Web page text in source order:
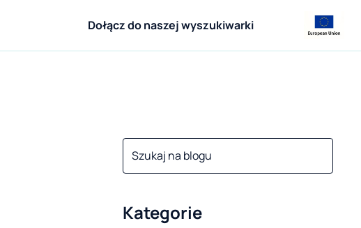
Dołącz do naszej wyszukiwarki
Kategorie